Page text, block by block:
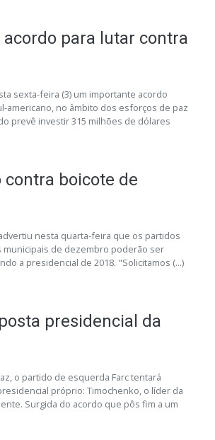
para lutar contra
sexta-feira (3) um importante acordo
americano, no âmbito dos esforços de paz
prevê investir 315 milhões de dólares
boicote de
nesta quarta-feira que os partidos
de dezembro poderão ser
a presidencial de 2018. "Solicitamos (...)
presidencial da
o partido de esquerda Farc tentará
próprio: Timochenko, o líder da
Surgida do acordo que pôs fim a um